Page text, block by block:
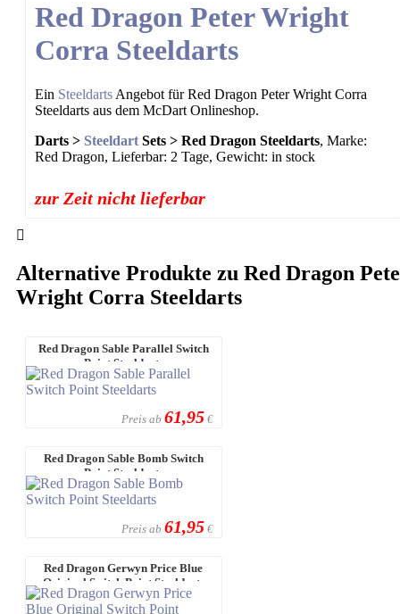
Red Dragon Peter Wright
Corra Steeldarts
Ein Steeldarts Angebot für Red Dragon Peter Wright Corra
Steeldarts aus dem McDart Onlineshop.
Darts > Steeldart Sets > Red Dragon Steeldarts, Marke:
Red Dragon, Lieferbar: 2 Tage, Gewicht: in stock
zur Zeit nicht lieferbar
Alternative Produkte zu Red Dragon
Wright Corra Steeldarts
Red Dragon Sable Parallel Switch
Point Steeldarts
Preis ab 61,95 €
Red Dragon Sable Bomb Switch
Point Steeldarts
Preis ab 61,95 €
Red Dragon Gerwyn Price Blue
Original Switch Point Steeldarts